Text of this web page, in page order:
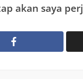
akan saya